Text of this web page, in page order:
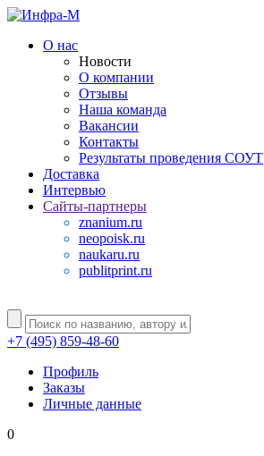
О нас
Новости
О компании
Отзывы
Наша команда
Вакансии
Контакты
Результаты проведения СОУТ
Доставка
Интервью
Сайты-партнеры
znanium.ru
neopoisk.ru
naukaru.ru
publitprint.ru
+7 (495) 859-48-60
Профиль
Заказы
Личные данные
0